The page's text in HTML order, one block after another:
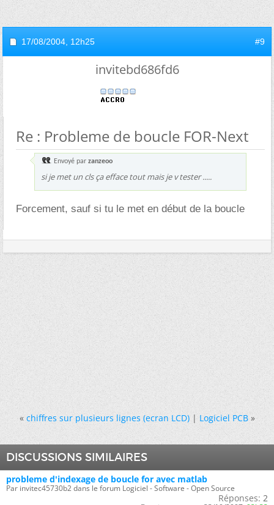
17/08/2004, 12h25 #9
invitebd686fd6
Re : Probleme de boucle FOR-Next
Envoyé par zanzeoo
si je met un cls ça efface tout mais je v tester .....
Forcement, sauf si tu le met en début de la boucle
« chiffres sur plusieurs lignes (ecran LCD)|Logiciel PCB »
DISCUSSIONS SIMILAIRES
probleme d'indexage de boucle for avec matlab
Par invitec45730b2 dans le forum Logiciel - Software - Open Source
Réponses: 2